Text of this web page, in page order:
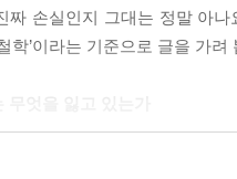
간의 보편적인 약점에 대한
. 하지만 런던 시민들은 이른
짜 손실인지 그대는 정말 아
학’이라는 기준으로 글을 가